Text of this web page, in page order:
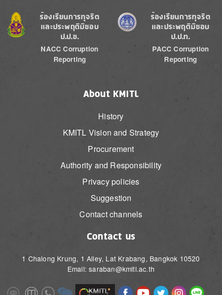
Image
ร้องเรียนการทุจริต
และประพฤติมิชอบ
ป.ป.ช.
NACC Corruption
Reporting
Image
ร้องเรียนการทุจริต
และประพฤติมิชอบ
ป.ป.ท.
PACC Corruption
Reporting
About KMITL
History
KMITL Vision and Strategy
Procurement
Authority and Responsibility
Privacy policies
Suggestion
Contact channels
Contact us
1 Chalong Krung, 1 Alley, Lat Krabang, Bangkok 10520
Email: saraban@kmitl.ac.th
ImageImageImageImage Image ImageImageImageImageImage